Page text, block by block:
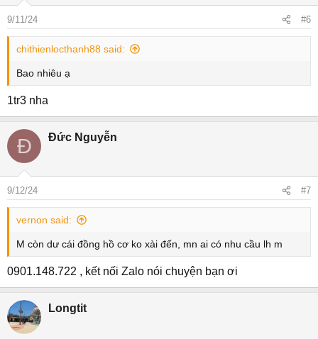
9/11/24 #6
chithienlocthanh88 said:
Bao nhiêu ạ
1tr3 nha
Đ Đức Nguyễn
9/12/24 #7
vernon said:
M còn dư cái đồng hồ cơ ko xài đến, mn ai có nhu cầu lh m
0901.148.722 , kết nối Zalo nói chuyện bạn ơi
Longtit